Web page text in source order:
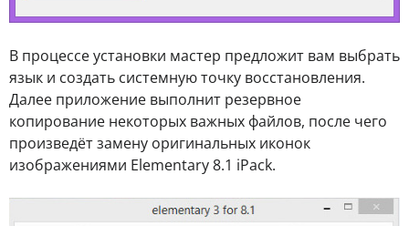
В процессе установки мастер предложит вам выбрать
язык и создать системную точку восстановления.
Далее приложение выполнит резервное
копирование некоторых важных файлов, после чего
произведёт замену оригинальных иконок
изображениями Elementary 8.1 iPack.